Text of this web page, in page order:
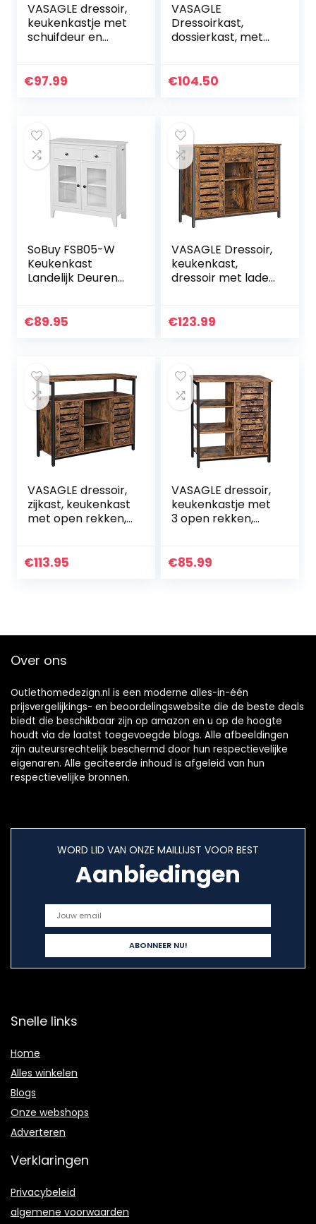
VASAGLE dressoir,
keukenkastje met
schuifdeur en
badkamerkast,
€97.99
VASAGLE
Dressoirkast,
dossierkast, met
80 x 30 x 80,5 cm,
€104.50
SoBuy FSB05-W
Keukenkast
Landelijk Deuren
Glazen Deuren –
€89.95
VASAGLE Dressoir,
keukenkast,
dressoir met lade
voor keuken,
ontwerp…
€123.99
VASAGLE dressoir,
zijkast, keukenkast
met open rekken,
lamellendeuren,
€113.95
VASAGLE dressoir,
keukenkastje met
3 open rekken,
keuken,
€85.99
Over ons
Outlethomedezign.nl is een moderne alles-in-één
prijsvergelijkings- en beoordelingswebsite die de beste deals
biedt die beschikbaar zijn op amazon en u op de hoogte
houdt via de laatst toegevoegde blogs. Alle afbeeldingen
zijn auteursrechtelijk beschermd door hun respectievelijke
eigenaren. Alle geciteerde inhoud is afgeleid van hun
respectievelijke bronnen.
WORD LID VAN ONZE MAILLIJST VOOR BEST
Aanbiedingen
Snelle links
Home
Alles winkelen
Blogs
Onze webshops
Adverteren
Verklaringen
Privacybeleid
algemene voorwaarden